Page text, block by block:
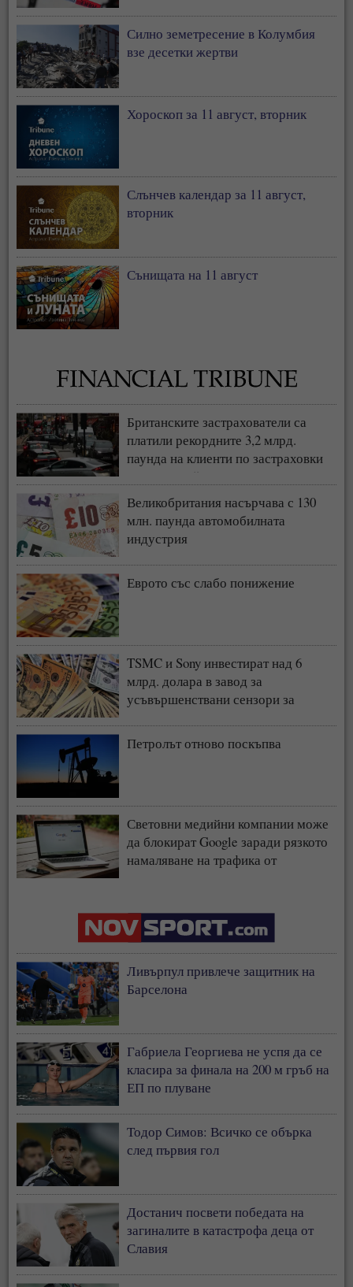
Силно земетресение в Колумбия
взе десетки жертви
Хороскоп за 11 август, вторник
Слънчев календар за 11 август,
вторник
Сънищата на 11 август
Британските застрахователи са
платили рекордните 3,2 млрд.
паунда на клиенти по застраховки
„Автокаско“ и „Гражданска
отговорност“
Великобритания насърчава с 130
млн. паунда автомобилната
индустрия
Еврото със слабо понижение
TSMC и Sony инвестират над 6
млрд. долара в завод за
усъвършенствани сензори за
Петролът отново поскъпва
Световни медийни компании може
да блокират Google заради рязкото
намаляване на трафика от
Ливърпул привлече защитник на
Барселона
Габриела Георгиева не успя да се
класира за финала на 200 м гръб на
ЕП по плуване
Тодор Симов: Всичко се обърка
след първия гол
Достанич посвети победата на
загиналите в катастрофа деца от
Славия